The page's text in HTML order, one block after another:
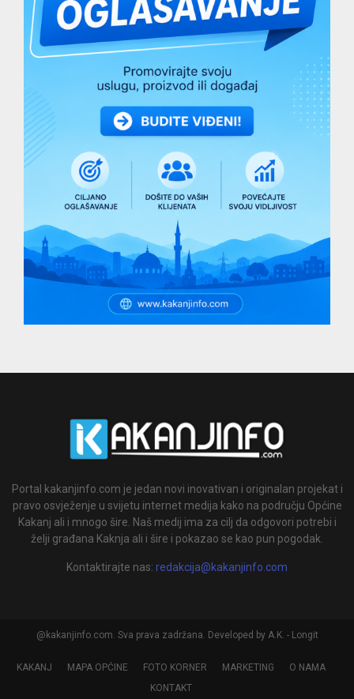
Portal kakanjinfo.com je jedan novi inovativan i originalan projekat i
pravo osvježenje u svijetu internet medija kako na području Općine
Kakanj ali i mnogo šire. Naš medij ima za cilj da odgovori potrebi i
želji građana Kaknja ali i šire i pokazao se kao pun pogodak.
Kontaktirajte nas: redakcija@kakanjinfo.com
@kakanjinfo.com. Sva prava zadržana. Developed by A.K. - Longit
KAKANJ MAPA OPĆINE FOTO KORNER MARKETING
O NAMA
KONTAKT